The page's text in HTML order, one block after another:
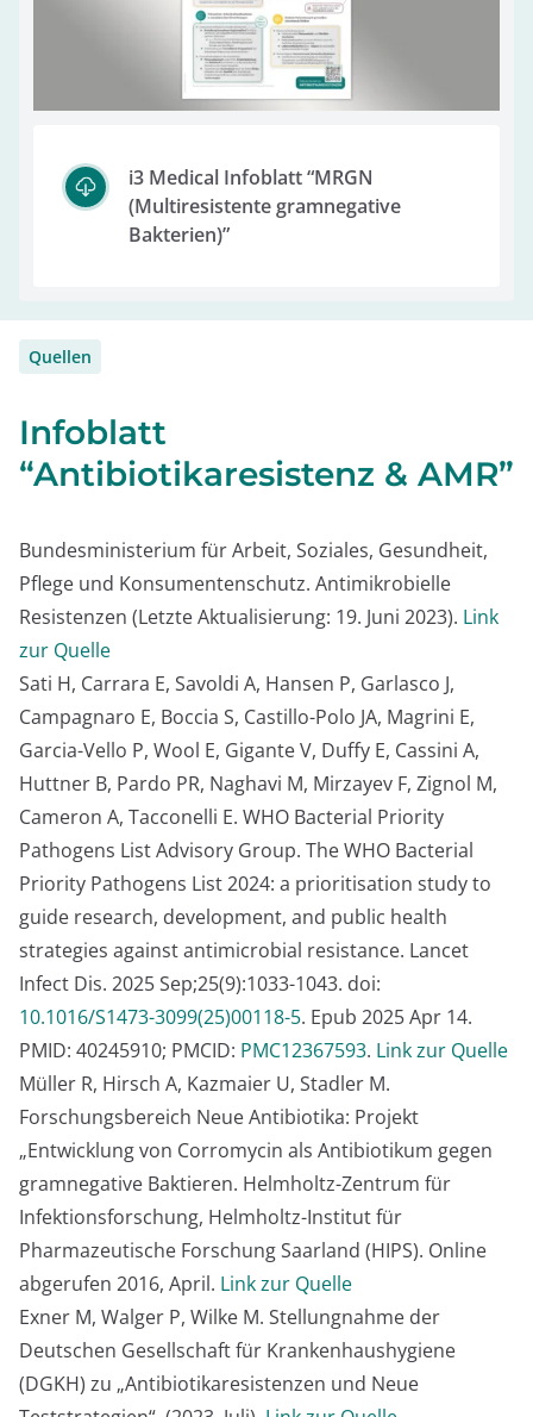
i3 Medical Infoblatt “MRGN
(Multiresistente gramnegative
Bakterien)”
Quellen
Infoblatt
“Antibiotikaresistenz & AMR”
Bundesministerium für Arbeit, Soziales, Gesundheit,
Pflege und Konsumentenschutz. Antimikrobielle
Resistenzen (Letzte Aktualisierung: 19. Juni 2023). Link
zur Quelle
Sati H, Carrara E, Savoldi A, Hansen P, Garlasco J,
Campagnaro E, Boccia S, Castillo-Polo JA, Magrini E,
Garcia-Vello P, Wool E, Gigante V, Duffy E, Cassini A,
Huttner B, Pardo PR, Naghavi M, Mirzayev F, Zignol M,
Cameron A, Tacconelli E. WHO Bacterial Priority
Pathogens List Advisory Group. The WHO Bacterial
Priority Pathogens List 2024: a prioritisation study to
guide research, development, and public health
strategies against antimicrobial resistance. Lancet
Infect Dis. 2025 Sep;25(9):1033-1043. doi:
10.1016/S1473-3099(25)00118-5. Epub 2025 Apr 14.
PMID: 40245910; PMCID: PMC12367593. Link zur Quelle
Müller R, Hirsch A, Kazmaier U, Stadler M.
Forschungsbereich Neue Antibiotika: Projekt
„Entwicklung von Corromycin als Antibiotikum gegen
gramnegative Baktieren. Helmholtz-Zentrum für
Infektionsforschung, Helmholtz-Institut für
Pharmazeutische Forschung Saarland (HIPS). Online
abgerufen 2016, April. Link zur Quelle
Exner M, Walger P, Wilke M. Stellungnahme der
Deutschen Gesellschaft für Krankenhaushygiene
(DGKH) zu „Antibiotikaresistenzen und Neue